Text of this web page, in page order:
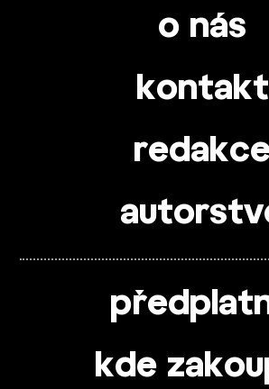
o nás
kontakt
kde